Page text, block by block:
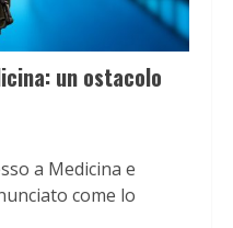
un ostacolo
a Medicina e
come lo